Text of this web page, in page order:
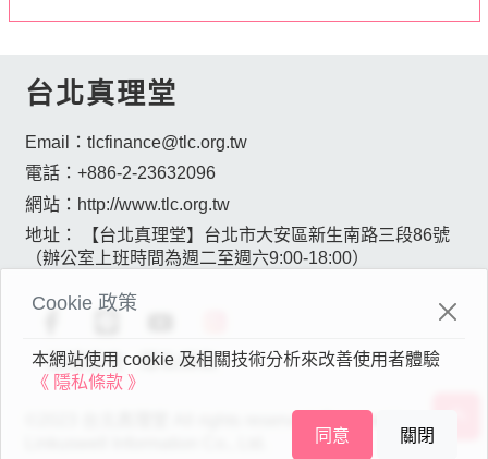
Cookie 政策
本網站使用 cookie 及相關技術分析來改善使用者體驗
《 隱私條款 》
同意 關閉
台北真理堂
Email： tlcfinance@tlc.org.tw
電話： +886-2-23632096
網站： http://www.tlc.org.tw
地址：
【台北真理堂】台北市大安區新生南路三段86號
（辦公室上班時間為週二至週六9:00-18:00）
版權宣告 隱私條款
©2023 台北真理堂 All rights reserved. Powered by